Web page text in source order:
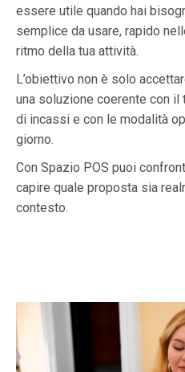
essere utile quando hai
semplice da usare, rapido
ritmo della tua attività.
L’obiettivo non è solo
una soluzione coerente con il
di incassi e con le modalità
giorno.
Con Spazio POS puoi
capire quale proposta sia
contesto.